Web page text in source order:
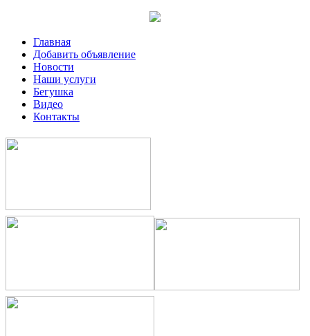
Главная
Добавить объявление
Новости
Наши услуги
Бегушка
Видео
Контакты